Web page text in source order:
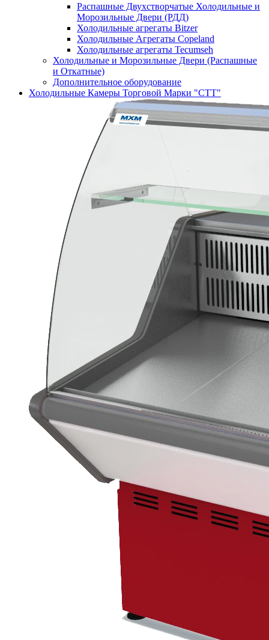
Распашные Двухстворчатые Холодильные и
Морозильные Двери (РДД)
Холодильные агрегаты Bitzer
Холодильные Агрегаты Copeland
Холодильные агрегаты Tecumseh
Холодильные и Морозильные Двери (Распашные
и Откатные)
Дополнительное оборудование
Холодильные Камеры Торговой Марки "СТТ"